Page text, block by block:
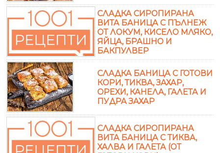
СЛАДКА СИРОПИРАНА
ВИТА БАНИЦА С ПЪЛНЕЖ
ОТ ЛОКУМ, КИСЕЛО МЛЯКО,
ЯЙЦА, БРАШНО И
БАКПУЛВЕР
СЛАДКА БАНИЦА С ГОТОВИ
КОРИ, ТИКВА, ЗАХАР,
ОРЕХИ, КАНЕЛА, ГАЛЕТА И
ПУДРА ЗАХАР
СЛАДКА СИРОПИРАНА
ВИТА БАНИЦА С ТИКВА,
ХАЛВА И ГАЛЕТА (ОТ